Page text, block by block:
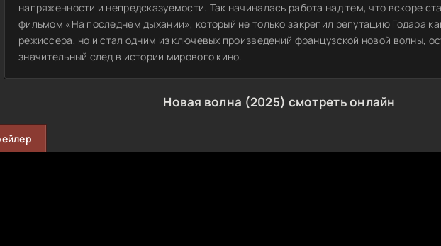
напряженности и непредсказуемости. Так начиналась работа над тем, что вскоре
фильмом «На последнем дыхании», который не только закрепил репутацию Годара
режиссера, но и стал одним из ключевых произведений французской новой волны,
значительный след в истории мирового кино.
Новая волна (2025) смотреть онлайн